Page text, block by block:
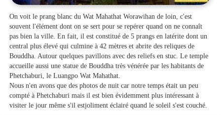
On voit le prang blanc du Wat Mahathat Worawihan de loin, c'est
souvent l'élément dont on se sert pour se repérer quand on ne connaît
pas bien la ville. En fait, il est constitué de 5 prangs en latérite dont un
central plus élevé qui culmine à 42 mètres et abrite des reliques de
Bouddha. Autour quelques pavillons avec des reliefs en stuc. Le temple
accueille aussi une statue de Bouddha très vénérée par les habitants de
Phetchaburi, le Luangpo Wat Mahathat.
Nous n'en avons que des photos de nuit car notre temps était un peu
compté à Phetchaburi mais il est bien évidemment plus intéressant à
visiter le jour même s'il estjoliment éclairé quand le soleil s'est couché.